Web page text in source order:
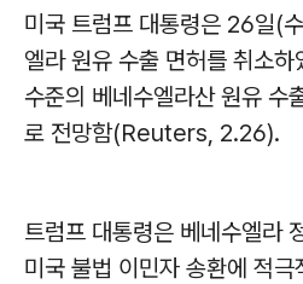
미국 트럼프 대통령은 26일(
엘라 원유 수출 면허를 취소
수준의 베네수엘라산 원유 수
로 전망함(Reuters, 2.26).
트럼프 대통령은 베네수엘라
미국 불법 이민자 송환에 적극